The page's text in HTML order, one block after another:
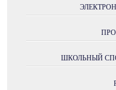
ШКОЛЬНЫЙ